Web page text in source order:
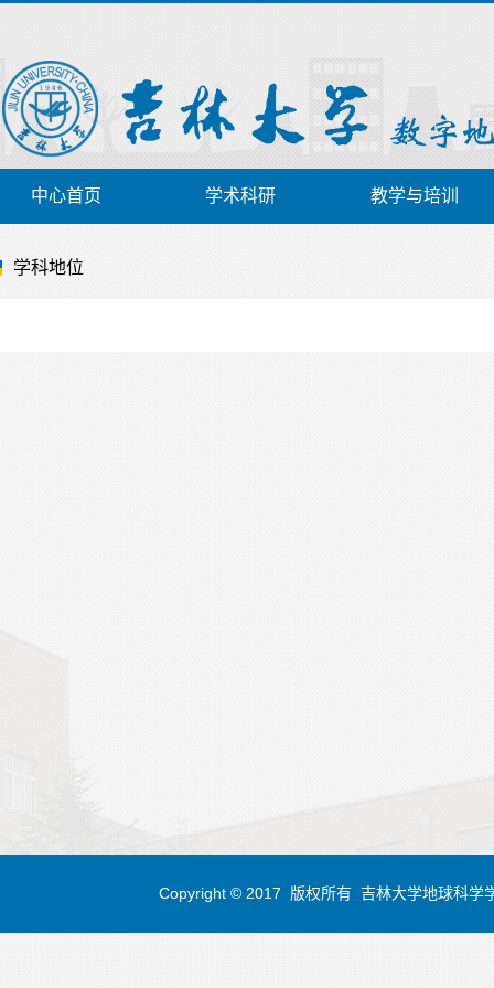
中心首页 学术科研 教学与培训
学科地位
Copyright © 2017 版权所有 吉林大学地球科